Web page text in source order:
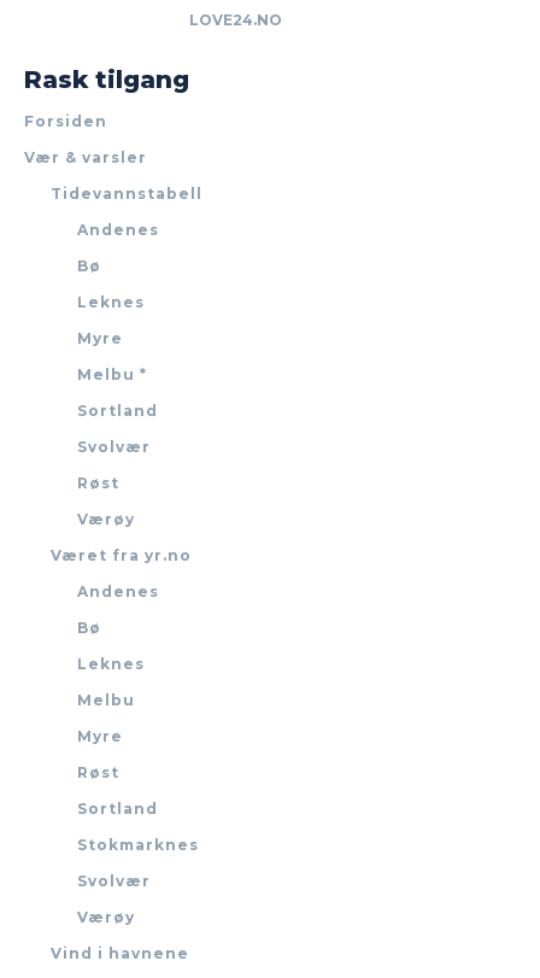
LOVE24.NO
Rask tilgang
Forsiden
Vær & varsler
Tidevannstabell
Andenes
Bø
Leknes
Myre
Melbu *
Sortland
Svolvær
Røst
Værøy
Været fra yr.no
Andenes
Bø
Leknes
Melbu
Myre
Røst
Sortland
Stokmarknes
Svolvær
Værøy
Vind i havnene